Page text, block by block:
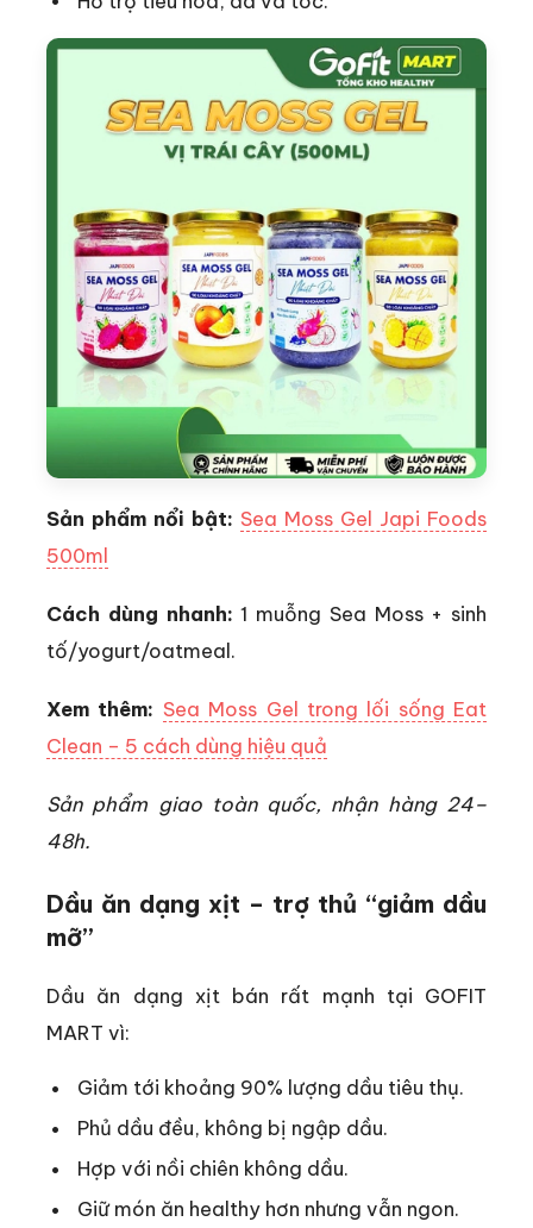
Sản phẩm nổi bật: Sea Moss Gel Japi Foods
500ml
Cách dùng nhanh: 1 muỗng Sea Moss + sinh
tố/yogurt/oatmeal.
Xem thêm: Sea Moss Gel trong lối sống Eat
Clean – 5 cách dùng hiệu quả
Sản phẩm giao toàn quốc, nhận hàng 24–
48h.
Dầu ăn dạng xịt – trợ thủ “giảm dầu
mỡ”
Dầu ăn dạng xịt bán rất mạnh tại GOFIT
MART vì:
Giảm tới khoảng 90% lượng dầu tiêu thụ.
Phủ dầu đều, không bị ngập dầu.
Hợp với nồi chiên không dầu.
Giữ món ăn healthy hơn nhưng vẫn ngon.